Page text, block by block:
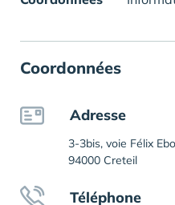
Coordonnées
Adresse
3-3bis, voie Félix
94000 Creteil
Téléphone